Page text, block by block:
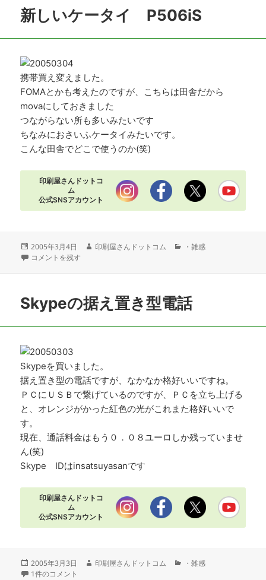
新しいケータイ P506iS
携帯買え変えました。
FOMAとかも考えたのですが、こちらは田舎だから
movaにしておきました
つながらない所も多いみたいです
ちなみにおさいふケータイみたいです。
こんな田舎でどこで使うのか(笑)
印刷屋さんドットコ
ム
公式SNSアカウント
投
稿
2005年3月4日
作
印刷屋さんドットコム
カ・雑感
新しいケータイ P506iS に
コメントを残す
Skypeの据え置き型電話
Skypeを買いました。
据え置き型の電話ですが、なかなか格好いいですね。
ＰＣにＵＳＢで繋げているのですが、ＰＣを立ち上げる
と、オレンジがかった紅色の光がこれまた格好いいで
す。
現在、通話料金はもう０．０８ユーロしか残っていませ
ん(笑)
Skype IDはinsatsuyasanです
印刷屋さんドットコ
ム
公式SNSアカウント
投
稿
2005年3月3日
作
印刷屋さんドットコム
カ・雑感
Skypeの据え置き型電話 への
1件のコメント